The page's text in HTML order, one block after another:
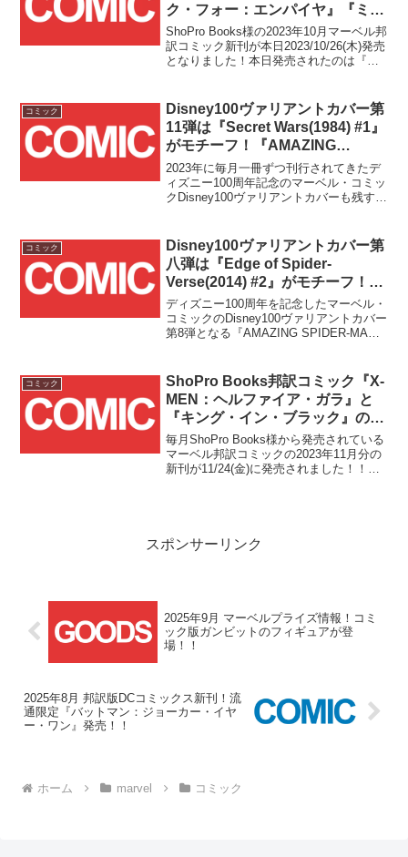
ク・フォー：エンパイヤ』『ミ
ズ・マーベル：チーム・アップ』
『デッドプール：ブラック、ホワ
イト＆ブラッド』の3冊が
ShoPro Books様の2023年10月マーベル邦
訳コミック新刊が本日2023/10/26(木)発売
となりました！本日発売されたのは『ア
チーム・アップ』『デッドプール：ブラ
ック、ホワイト＆ブラッド』の3冊で
す！！
コミック
Disney100ヴァリアントカバー第
11弾は『Secret Wars(1984) #1』
がモチーフ！『AMAZING
SPIDER-MAN #37』の国内販売
が2023/11/11(土)よりスター
ト！！
2023年に毎月一冊ずつ刊行されてきたデ
ィズニー100周年記念のマーベル・コミッ
クDisney100ヴァリアントカバーも残すと
SPIDER-MAN #37』の国内販売が本日
2023/11/11(土)よりスタートしました！！
コミック
Disney100ヴァリアントカバー第
八弾は『Edge of Spider-
Verse(2014) #2』がモチーフ！
『AMAZING SPIDER-MAN
#32』の国内販売が2023/8/26(土)
開始！！
ディズニー100周年を記念したマーベル・
コミックのDisney100ヴァリアントカバー
第8弾となる『AMAZING SPIDER-MAN
た！！
コミック
ShoPro Books邦訳コミック『X-
MEN：ヘルファイア・ガラ』と
『キング・イン・ブラック』の2
冊が2023/11/24(金)発売！！
毎月ShoPro Books様から発売されている
マーベル邦訳コミックの2023年11月分の
新刊が11/24(金)に発売されました！！今
スポンサーリンク
2025年9月 マーベルプライズ情報！コミ
ック版ガンビットのフィギュアが登
場！！
2025年8月 邦訳版DCコミックス新刊！流
通限定『バットマン：ジョーカー・イヤ
ー・ワン』発売！！
ホーム marvel コミック